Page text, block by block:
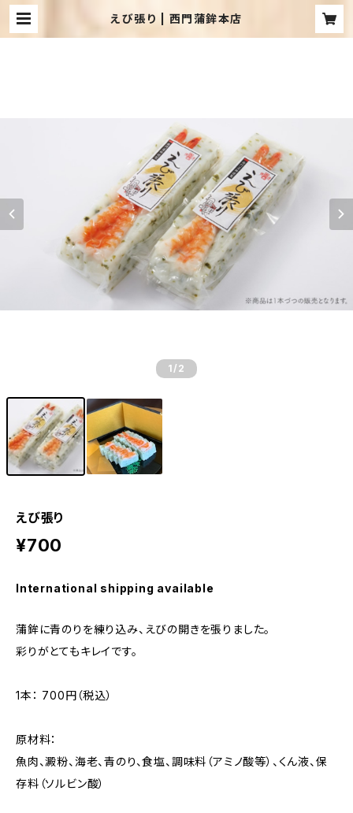
えび張り | 西門蒲鉾本店
1 /2
えび張り
¥700
International shipping available
蒲鉾に青のりを練り込み、えびの開きを張りました。
彩りがとてもキレイです。
1本： 700円（税込）
原材料：
魚肉、澱粉、海老、青のり、食塩、調味料（アミノ酸等）、くん液、保
存料（ソルビン酸）